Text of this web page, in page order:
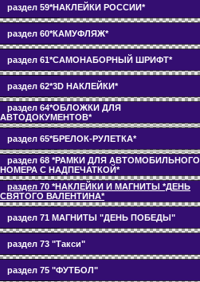
раздел 59*НАКЛЕЙКИ РОССИИ*
раздел 60*КАМУФЛЯЖ*
раздел 61*САМОНАБОРНЫЙ ШРИФТ*
раздел 62*3D НАКЛЕЙКИ*
раздел 64*ОБЛОЖКИ ДЛЯ
АВТОДОКУМЕНТОВ*
раздел 65*БРЕЛОК-РУЛЕТКА*
раздел 68 *РАМКИ ДЛЯ АВТОМОБИЛЬНОГО
НОМЕРА С НАДПЕЧАТКОЙ*
раздел 70 *НАКЛЕЙКИ И МАГНИТЫ *ДЕНЬ
СВЯТОГО ВАЛЕНТИНА*
раздел 71 МАГНИТЫ "ДЕНЬ ПОБЕДЫ"
раздел 73 "Такси"
раздел 75 "ФУТБОЛ"